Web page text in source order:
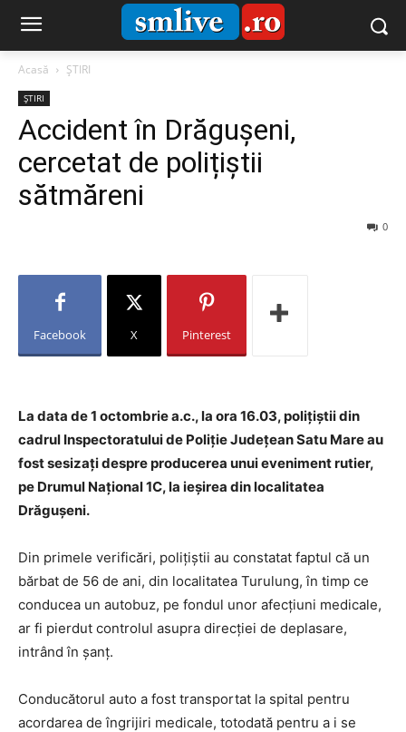
Acasă ȘTIRI
ȘTIRI
Accident în Drăgușeni,
cercetat de polițiștii
sătmăreni
0
Facebook X Pinterest
La data de 1 octombrie a.c., la ora 16.03, polițiştii din
cadrul Inspectoratului de Poliție Județean Satu Mare au
fost sesizați despre producerea unui eveniment rutier,
pe Drumul Național 1C, la ieșirea din localitatea
Drăgușeni.
Din primele verificări, polițiştii au constatat faptul că un
bărbat de 56 de ani, din localitatea Turulung, în timp ce
conducea un autobuz, pe fondul unor afecțiuni medicale,
ar fi pierdut controlul asupra direcției de deplasare,
intrând în șanț.
Conducătorul auto a fost transportat la spital pentru
acordarea de îngrijiri medicale, totodată pentru a i se